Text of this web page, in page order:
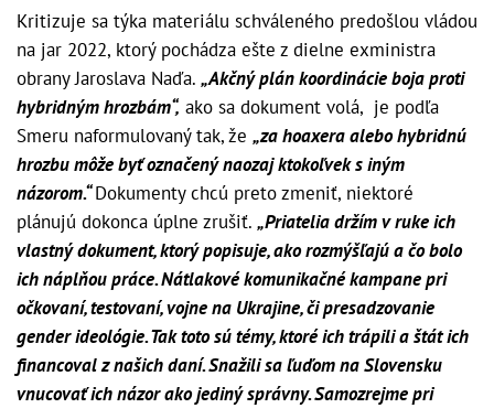
Kritizuje sa týka materiálu schváleného predošlou vládou
na jar 2022, ktorý pochádza ešte z dielne exministra
obrany Jaroslava Naďa. „Akčný plán koordinácie boja proti
hybridným hrozbám“, ako sa dokument volá, je podľa
Smeru naformulovaný tak, že „za hoaxera alebo hybridnú
hrozbu môže byť označený naozaj ktokoľvek s iným
názorom.“Dokumenty chcú preto zmeniť, niektoré
plánujú dokonca úplne zrušiť. „Priatelia držím v ruke ich
vlastný dokument, ktorý popisuje, ako rozmýšľajú a čo bolo
ich náplňou práce. Nátlakové komunikačné kampane pri
očkovaní, testovaní, vojne na Ukrajine, či presadzovanie
gender ideológie. Tak toto sú témy, ktoré ich trápili a štát ich
financoval z našich daní. Snažili sa ľuďom na Slovensku
vnucovať ich názor ako jediný správny. Samozrejme pri